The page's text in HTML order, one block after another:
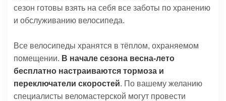
сезон готовы взять на себя все заботы по хранению
и обслуживанию велосипеда.
Все велосипеды хранятся в тёплом, охраняемом
помещении. В начале сезона весна-лето
бесплатно настраиваются тормоза и
переключатели скоростей. По вашему желанию
специалисты веломастерской могут провести